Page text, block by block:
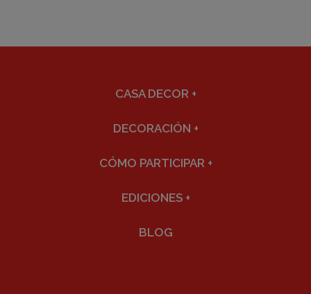
CASA DECOR +
DECORACIÓN +
CÓMO PARTICIPAR +
EDICIONES +
BLOG